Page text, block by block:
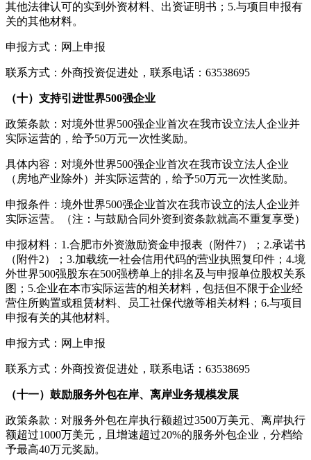
其他法律认可的实到外资材料、出资证明书；5.与项目申报有
关的其他材料。
申报方式：网上申报
联系方式：外商投资促进处，联系电话：63538695
（十）支持引进世界500强企业
政策条款：对境外世界500强企业首次在我市设立法人企业并
实际运营的，给予50万元一次性奖励。
具体内容：对境外世界500强企业首次在我市设立法人企业
（房地产业除外）并实际运营的，给予50万元一次性奖励。
申报条件：境外世界500强企业首次在我市设立的法人企业并
实际运营。（注：与鼓励合同外资到资条款就高不重复享受）
申报材料：1.合肥市外资激励资金申报表（附件7）；2.承诺书
（附件2）；3.加载统一社会信用代码的营业执照复印件；4.境
外世界500强股东在500强榜单上的排名及与申报单位股权关系
图；5.企业在本市实际运营的相关材料，包括但不限于企业经
营住所购置或租赁材料、员工社保代缴等相关材料；6.与项目
申报有关的其他材料。
申报方式：网上申报
联系方式：外商投资促进处，联系电话：63538695
（十一）鼓励服务外包在岸、离岸业务规模发展
政策条款：对服务外包在岸执行额超过3500万美元、离岸执行
额超过1000万美元，且增速超过20%的服务外包企业，分档给
予最高40万元奖励。